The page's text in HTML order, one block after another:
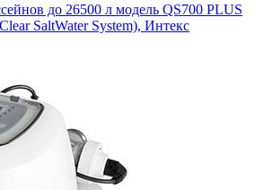
до 26500 л модель QS700 PLUS
SaltWater System), Интекс